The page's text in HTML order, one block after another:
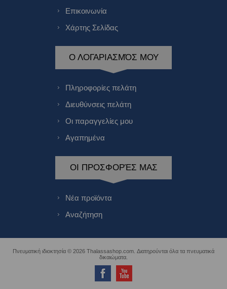
Επικοινωνία
Χάρτης Σελίδας
Ο ΛΟΓΑΡΙΑΣΜΌΣ ΜΟΥ
Πληροφορίες πελάτη
Διευθύνσεις πελάτη
Οι παραγγελίες μου
Αγαπημένα
ΟΙ ΠΡΟΣΦΟΡΈΣ ΜΑΣ
Νέα προϊόντα
Αναζήτηση
Πνευματική ιδιοκτησία © 2026 Thalassashop.com. Διατηρούνται όλα τα πνευματικά
δικαιώματα.